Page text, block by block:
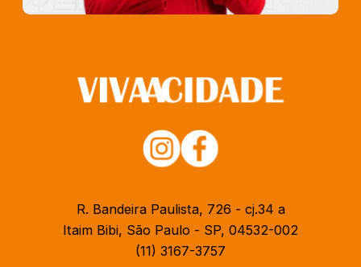
R. Bandeira Paulista, 726 - cj.34 a
Itaim Bibi, São Paulo - SP, 04532-002
(11) 3167-3757